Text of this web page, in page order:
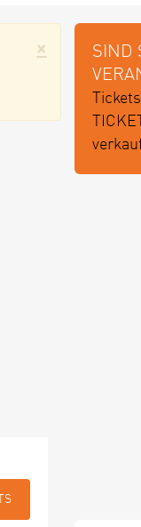
×
SIND